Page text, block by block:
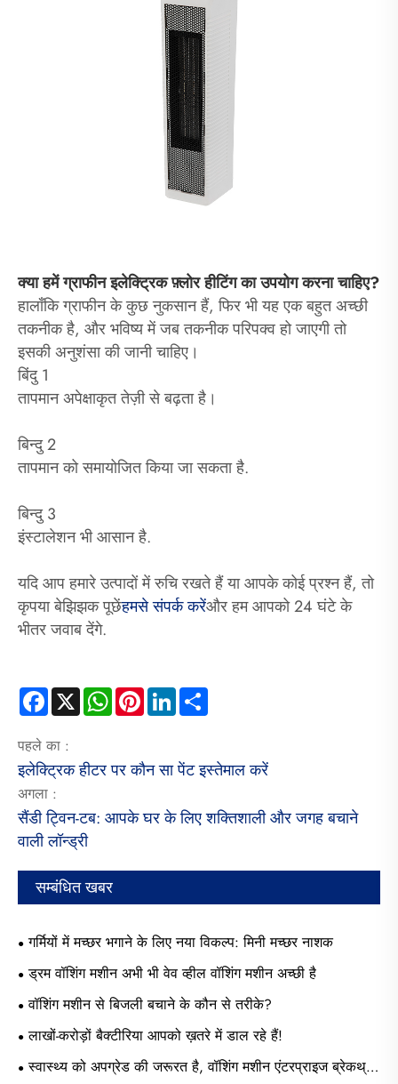
क्या हमें ग्राफीन इलेक्ट्रिक फ़्लोर हीटिंग का उपयोग करना चाहिए?
हालाँकि ग्राफीन के कुछ नुकसान हैं, फिर भी यह एक बहुत अच्छी
तकनीक है, और भविष्य में जब तकनीक परिपक्व हो जाएगी तो
इसकी अनुशंसा की जानी चाहिए।
बिंदु 1
तापमान अपेक्षाकृत तेज़ी से बढ़ता है।
बिन्दु 2
तापमान को समायोजित किया जा सकता है.
बिन्दु 3
इंस्टालेशन भी आसान है.
यदि आप हमारे उत्पादों में रुचि रखते हैं या आपके कोई प्रश्न हैं, तो
कृपया बेझिझक पूछेंहमसे संपर्क करेंऔर हम आपको 24 घंटे के
भीतर जवाब देंगे.
Facebook
X WhatsApp
PinterestLinkedIn
पहले का :
इलेक्ट्रिक हीटर पर कौन सा पेंट इस्तेमाल करें
अगला :
सैंडी ट्विन-टब: आपके घर के लिए शक्तिशाली और जगह बचाने
वाली लॉन्ड्री
सम्बंधित खबर
गर्मियों में मच्छर भगाने के लिए नया विकल्प: मिनी मच्छर नाशक
ड्रम वॉशिंग मशीन अभी भी वेव व्हील वॉशिंग मशीन अच्छी है
वॉशिंग मशीन से बिजली बचाने के कौन से तरीके?
लाखों-करोड़ों बैक्टीरिया आपको ख़तरे में डाल रहे हैं!
स्वास्थ्य को अपग्रेड की जरूरत है, वॉशिंग मशीन एंटरप्राइज ब्रेकथ्रू